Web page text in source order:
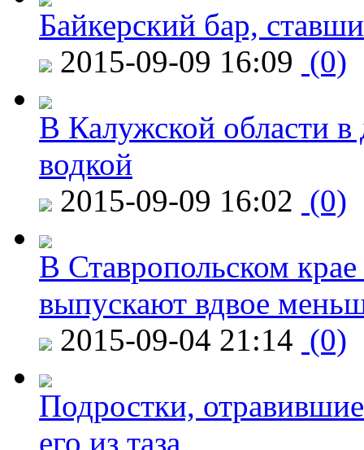
Байкерский бар,
2015-09-09 16:09 (0)
В Калужской области в
водкой
2015-09-09 16:02 (0)
В Ставропольском
выпускают вдвое
2015-09-04 21:14 (0)
Подростки,
его из таза